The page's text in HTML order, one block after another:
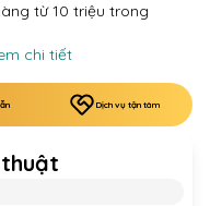
từ 10 triệu trong
chi tiết
Dịch vụ tận tâm